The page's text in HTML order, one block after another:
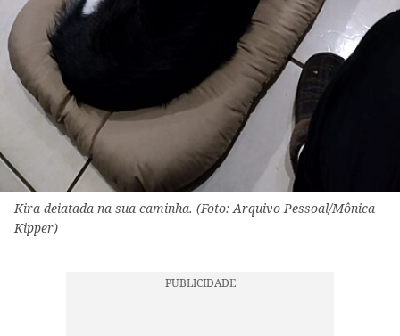
Kira deiatada na sua caminha. (Foto: Arquivo Pessoal/Mônica
Kipper)